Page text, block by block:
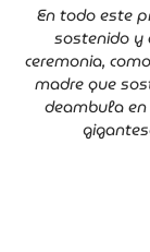
En todo este
sostenido y
ceremonia,
madre que
deambula